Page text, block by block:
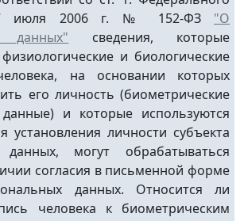
июля 2006 г. № 152-ФЗ "О
данных" сведения, которые
и биологические
на основании которых
его личность (биометрические
и которые используются
установления личности субъекта
данных, могут обрабатываться
согласия в письменной форме
данных. Относится ли
человека к биометрическим